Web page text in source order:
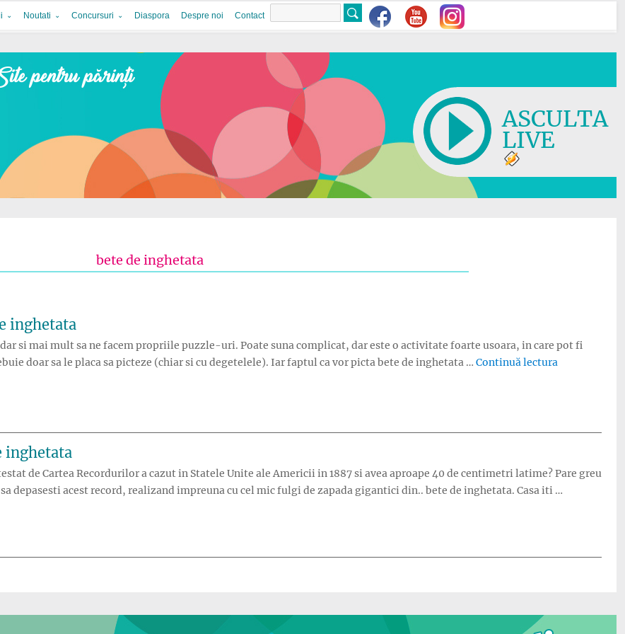
Noutati Concursuri Diaspora Despre noi Contact
ASCULTA
LIVE
bete de inghetata
inghetata
si mai mult sa ne facem propriile puzzle-uri. Poate suna complicat, dar este o activitate foarte usoara, in care pot fi
doar sa le placa sa picteze (chiar si cu degetelele). Iar faptul ca vor picta bete de inghetata … Continuă lectura
inghetata
de Cartea Recordurilor a cazut in Statele Unite ale Americii in 1887 si avea aproape 40 de centimetri latime? Pare greu
depasesti acest record, realizand impreuna cu cel mic fulgi de zapada gigantici din.. bete de inghetata. Casa iti …